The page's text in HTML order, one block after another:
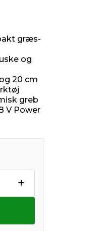
græs-
og
20 cm
greb
V Power
+